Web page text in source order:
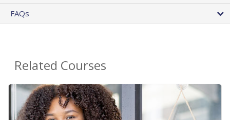
FAQs
Related Courses